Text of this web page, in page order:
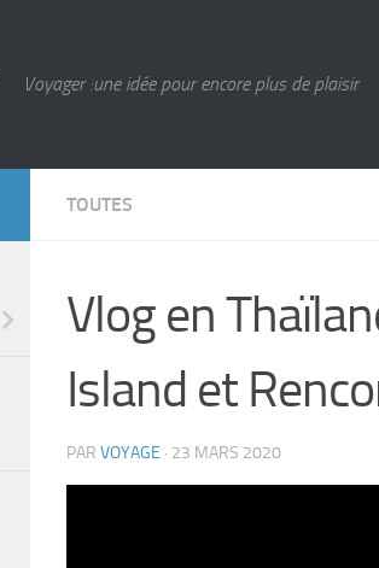
Voyager :une idée pour encore plus de plaisir
TOUTES
Vlog en
Island et
PAR VOYAGE · 23 MARS 2020